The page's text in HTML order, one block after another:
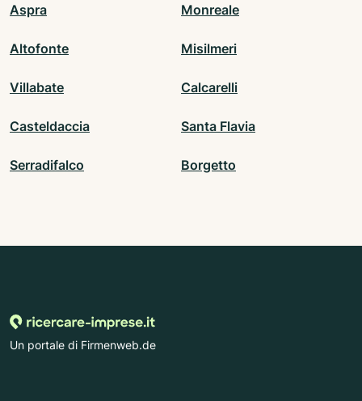
Aspra Monreale
Altofonte Misilmeri
Villabate Calcarelli
Casteldaccia Santa Flavia
Serradifalco Borgetto
Un portale di Firmenweb.de